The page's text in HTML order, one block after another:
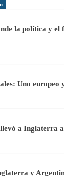
la política y el
Uno
a Inglaterra
y